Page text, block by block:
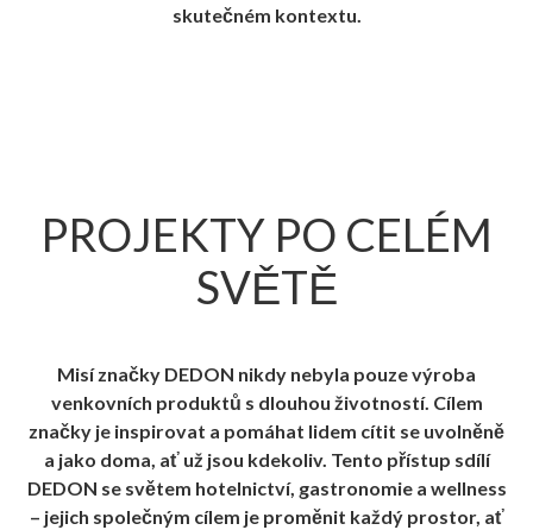
skutečném kontextu.
PROJEKTY PO CELÉM
SVĚTĚ
Misí značky DEDON nikdy nebyla pouze výroba
venkovních produktů s dlouhou životností. Cílem
značky je inspirovat a pomáhat lidem cítit se uvolněně
a jako doma, ať už jsou kdekoliv. Tento přístup sdílí
DEDON se světem hotelnictví, gastronomie a wellness
– jejich společným cílem je proměnit každý prostor, ať